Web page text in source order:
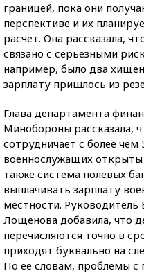
границей, пока они
перспективе и их
расчет. Она рассказала,
связано с серьезными
например, было два
зарплату пришлось из
Глава департамента
Минобороны рассказала,
сотрудничает с более
военнослужащих
также система полевых
выплачивать зарплату
местности.
Лощенова добавила, что
перечисляются точно в
приходят буквально на
По ее словам, проблемы с